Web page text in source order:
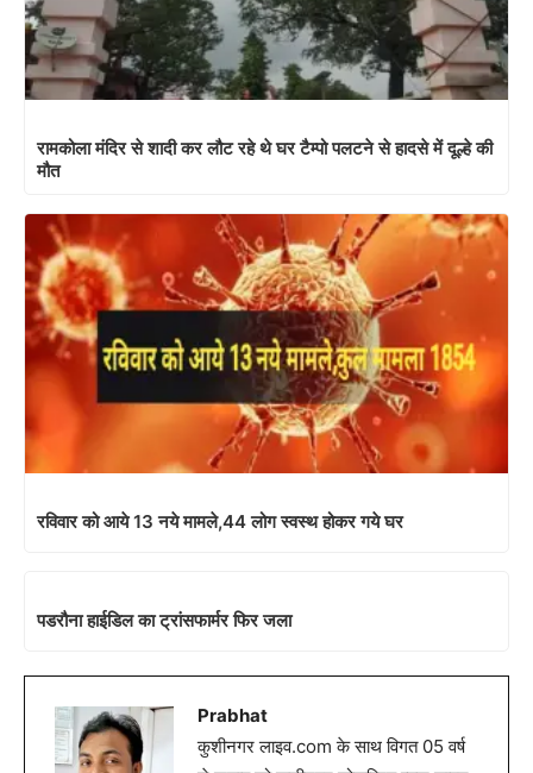
रामकोला मंदिर से शादी कर लौट रहे थे घर टैम्पो पलटने से हादसे में दूल्हे की
मौत
रविवार को आये 13 नये मामले,44 लोग स्वस्थ होकर गये घर
पडरौना हाईडिल का ट्रांसफार्मर फिर जला
Prabhat
कुशीनगर लाइव.com के साथ विगत 05 वर्ष